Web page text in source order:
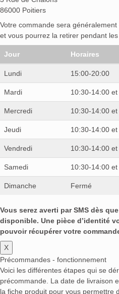
86000 Poitiers
Votre commande sera
et vous pourrez la retirer pendant
Jour Horaires
Lundi 15:00-20:00
Mardi 10:30-14:00
Mercredi 10:30-14:00
Jeudi 10:30-14:00
Vendredi 10:30-14:00
Samedi 10:30-14:00
Dimanche Fermé
Vous serez averti par SMS dès
disponible. Une pièce d’identité
pouvoir récupérer votre
X
Précommandes - fonctionnement
Voici les différentes étapes qui se
précommande. La date de livraison
la fiche produit pour vous permettre